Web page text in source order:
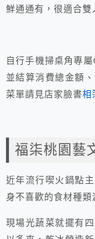
鮮通通有，很適合雙
自行手機掃桌角專
並結算消費總金額
菜單請見店家臉書相
福柒桃園藝
近年流行喫火鍋點
身不喜歡的食材種類
現場光蔬菜就擺有